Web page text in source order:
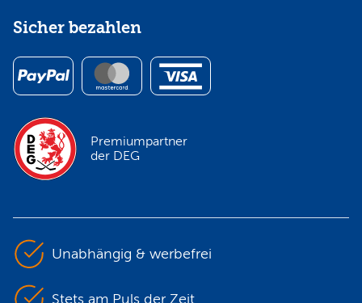
Sicher bezahlen
Premiumpartner
der DEG
Unabhängig & werbefrei
Stets am Puls der Zeit